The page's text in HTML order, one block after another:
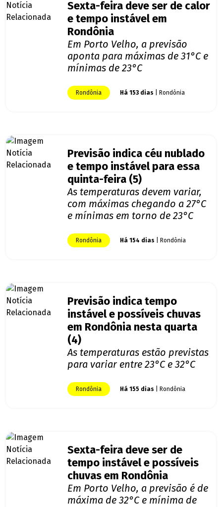
Sexta-feira deve ser de calor
e tempo instável em
Rondônia
Em Porto Velho, a previsão
aponta para máximas de 31°C e
mínimas de 23°C
Rondônia Há 153 dias | Rondônia
Previsão indica céu nublado
e tempo instável para essa
quinta-feira (5)
As temperaturas devem variar,
com máximas chegando a 27°C
e mínimas em torno de 23°C
Rondônia Há 154 dias | Rondônia
Previsão indica tempo
instável e possíveis chuvas
em Rondônia nesta quarta
(4)
As temperaturas estão previstas
para variar entre 23°C e 32°C
Rondônia Há 155 dias | Rondônia
Sexta-feira deve ser de
tempo instável e possíveis
chuvas em Rondônia
Em Porto Velho, a previsão é de
máxima de 32°C e mínima de